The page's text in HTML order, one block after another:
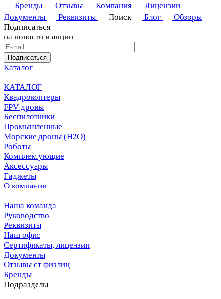
Бренды
Отзывы Компания
Лицензии
Документы
Реквизиты Поиск Блог
Обзоры
Подписаться
на новости и акции
Подписаться
Каталог
КАТАЛОГ
Квадрокоптеры
FPV дроны
Беспилотники
Промышленные
Морские дроны (H2O)
Роботы
Комплектующие
Аксессуары
Гаджеты
О компании
Наша команда
Руководство
Реквизиты
Наш офис
Сертификаты, лицензии
Документы
Отзывы от физлиц
Бренды
Подразделы